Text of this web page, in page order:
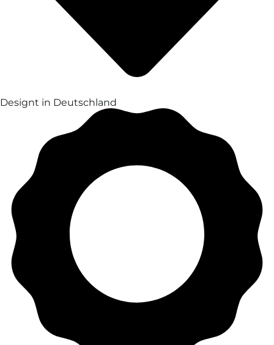
Designt in Deutschland